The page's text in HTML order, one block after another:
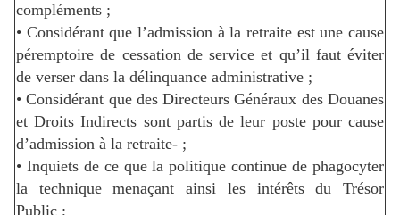
compléments ;
• Considérant que l’admission à la retraite est une cause
péremptoire de cessation de service et qu’il faut éviter
de verser dans la délinquance administrative ;
• Considérant que des Directeurs Généraux des Douanes
et Droits Indirects sont partis de leur poste pour cause
d’admission à la retraite- ;
• Inquiets de ce que la politique continue de phagocyter
la technique menaçant ainsi les intérêts du Trésor
Public ;